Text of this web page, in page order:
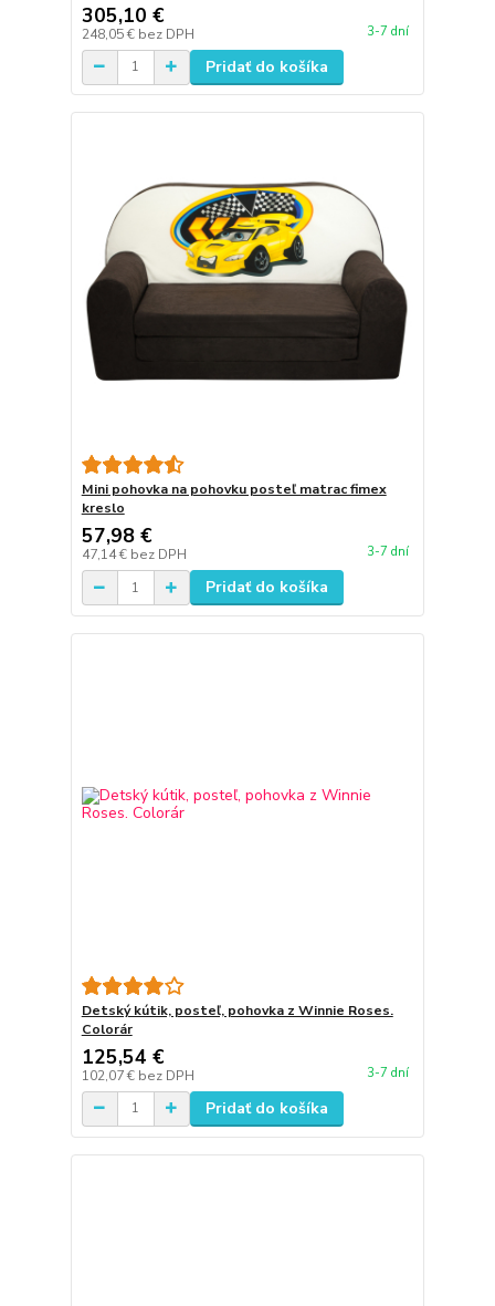
305,10 €
248,05 € bez DPH 3-7 dní
Pridať do košíka
Mini pohovka na pohovku posteľ matrac fimex
kreslo
57,98 €
47,14 € bez DPH 3-7 dní
Pridať do košíka
Detský kútik, posteľ, pohovka z Winnie Roses.
Colorár
125,54 €
102,07 € bez DPH 3-7 dní
Pridať do košíka